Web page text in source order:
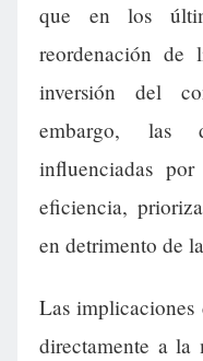
que en los
reordenación
inversión del
embargo, las
influenciadas
eficiencia,
en detrimento de
Las implicaciones
directamente a la